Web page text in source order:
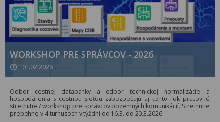
WORKSHOP PRE SPRÁVCOV - 2026
03.02.2026
Odbor cestnej databanky a odbor technickej normalizácie a
hospodárenia s cestnou sieťou zabezpečujú aj tento rok pracovné
stretnutie / workshop pre správcov pozemných komunikácií. Stretnutie
prebehne v 4 turnusoch v týždni od 16.3. do 20.3.2026.